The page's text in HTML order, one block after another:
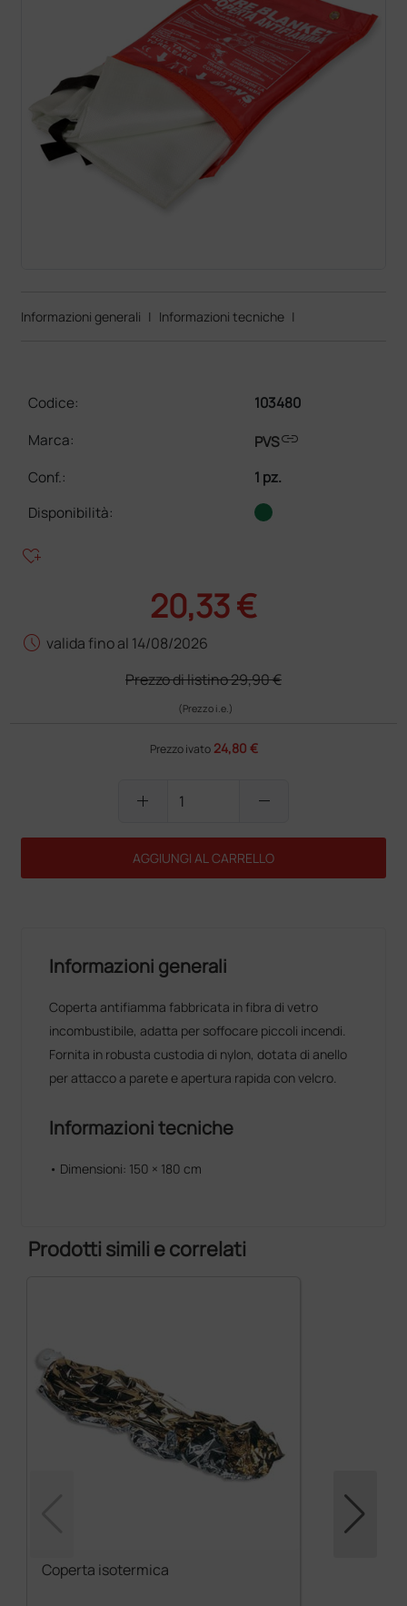
Informazioni generali | Informazioni tecniche |
Codice:
103480
Marca:
PVSlink
Conf.:
1 pz.
Disponibilità:
heart_plus
20,33 €
schedule valida fino al 14/08/2026
Prezzo di listino29,90 €
(Prezzo i.e.)
Prezzo ivato 24,80 €
add remove
AGGIUNGI AL CARRELLO
Informazioni generali
Coperta antifiamma fabbricata in fibra di vetro
incombustibile, adatta per soffocare piccoli incendi.
Fornita in robusta custodia di nylon, dotata di anello
per attacco a parete e apertura rapida con velcro.
Informazioni tecniche
• Dimensioni: 150 × 180 cm
Prodotti simili e correlati
Coperta isotermica